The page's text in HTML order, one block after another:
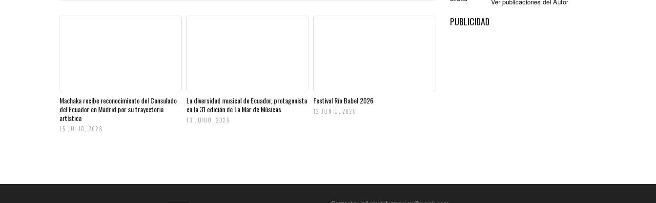
Machaka recibe reconocimiento del Consulado
del Ecuador en Madrid por su trayectoria
artística
15 JULIO, 2026
La diversidad musical de Ecuador, protagonista
en la 31 edición de La Mar de Músicas
13 JUNIO, 2026
Festival Río Babel 2026
12 JUNIO, 2026
PUBLICIDAD